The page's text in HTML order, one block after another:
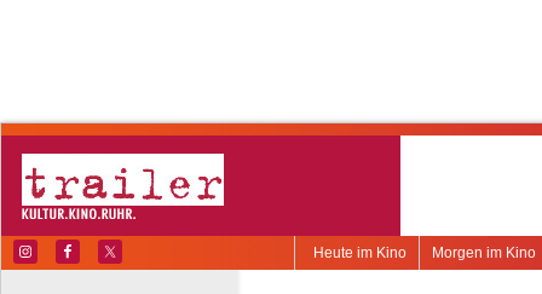
Morgen im Kino
Heute im Kino